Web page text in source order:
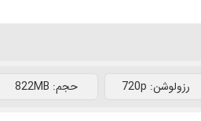
رزولوشن: 720p حجم: 822MB